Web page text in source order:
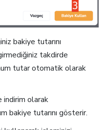
bakiye tutarını
takdirde
tutar otomatik olarak
indirim olarak
bakiye tutarını gösterir.